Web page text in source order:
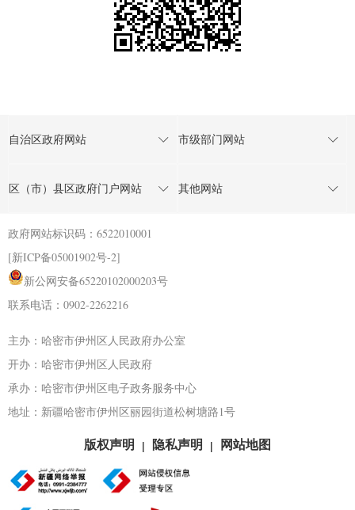
自治区政府网站 市级部门网站
区（市）县区政府门户网站 其他网站
政府网站标识码：6522010001
[新ICP备05001902号-2]
新公网安备65220102000203号
联系电话：0902-2262216
主办：哈密市伊州区人民政府办公室
开办：哈密市伊州区人民政府
承办：哈密市伊州区电子政务服务中心
地址：新疆哈密市伊州区丽园街道松树塘路1号
版权声明 | 隐私声明 | 网站地图